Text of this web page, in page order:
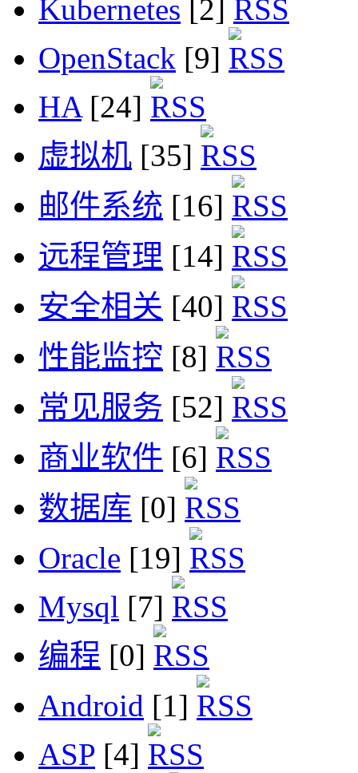
Kubernetes [2]
OpenStack [9]
HA[24]
虚拟机 [35]
邮件系统 [16]
远程管理 [14]
安全相关 [40]
性能监控 [8]
常见服务 [52]
商业软件 [6]
数据库 [0]
Oracle [19]
Mysql [7]
编程 [0]
Android [1]
ASP [4]